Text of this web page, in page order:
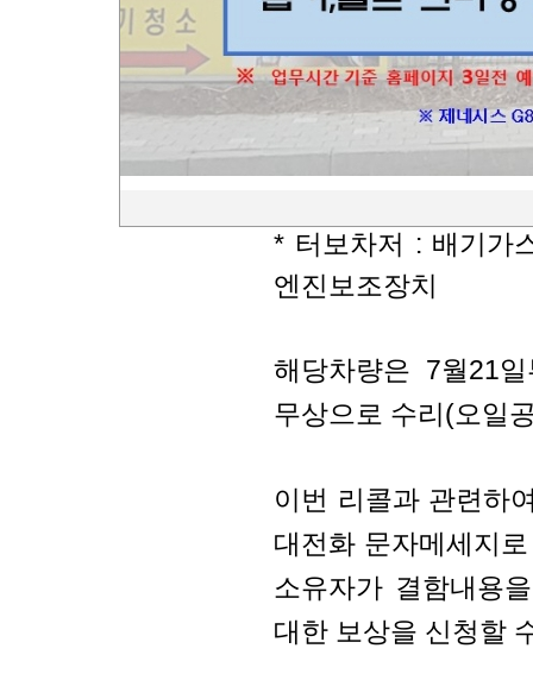
메르세데스-벤츠
4MATIC 차종 1대는
일이 누출될 수 있
* 터보차저 : 배기가
엔진보조장치
해당차량은 7월21
무상으로 수리(오일
이번 리콜과 관련하
대전화 문자메세지
소유자가 결함내용
대한 보상을 신청할